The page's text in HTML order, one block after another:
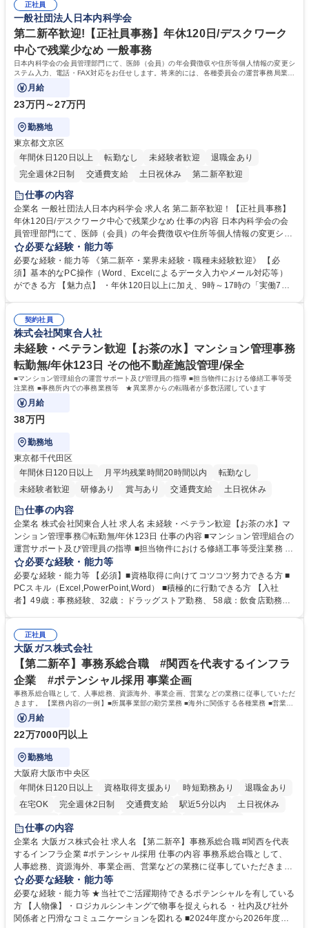
道路施設や道路工事現場の見学ツアー事業 ※入社後は上記いずれかの部門
へ配属。※業務内容変更の範囲：会社の定める業務 募集職種 【都庁グル
ープ】総合職（事務）◇残業月平均9時間未満／有給年平均16日取得
部門など多岐に渡る業務を経験できます。 ■様々なプロジェクト：駐車場
事業の他、新宿駅西口広場内に設置された照明を兼ねた広告「ブライトサ
イン」の管理運営を行うなど、事業収益を生み出す活動を積極的に行って
います。 学歴・資格 学歴：大学院 大学 高専 短大 専修学校 高校 語学力：
資格：
正社員
一般社団法人日本内科学会
第二新卒歓迎!【正社員事務】年休120日/デスクワーク
中心で残業少なめ 一般事務
日本内科学会の会員管理部門にて、医師（会員）の年会費徴収や住所等個人情報の変更シ
ステム入力、電話・FAX対応をお任せします。将来的には、各種委員会の運営事務局業務
などにも幅広く携わっていただきます。
月給
23万円～27万円
勤務地
東京都文京区
年間休日120日以上
転勤なし 未経験者歓迎
退職金あり
完全週休2日制
交通費支給 土日祝休み 第二新卒歓迎
仕事の内容
企業名 一般社団法人日本内科学会 求人名 第二新卒歓迎！【正社員事務】
年休120日/デスクワーク中心で残業少なめ 仕事の内容 日本内科学会の会
員管理部門にて、医師（会員）の年会費徴収や住所等個人情報の変更シス
テム入力、電話・FAX対応をお任せします。将来的には、各種委員会の運
営事務局業務などにも幅広く携わっていただきます。 【会員管理・データ
入力業務】 ・医師（会員）の住所変更、個人情報のシステム登録・更新
・年会費の徴収管理や入金データの照合確認 【問い合わせ対応】 ・会員
年休120日/デスクワーク中心で残業少なめ
必要な経験・能力等
必要な経験・能力等 《第二新卒・業界未経験・職種未経験歓迎》 【必
須】基本的なPC操作（Word、Excelによるデータ入力やメール対応等）
ができる方 【魅力点】 ・年休120日以上に加え、9時～17時の「実働7時
整、資料作成、当日の運営サポート 学歴・資格 学歴：大学院 大学 語学
力： 資格：
契約社員
株式会社関東合人社
未経験・ベテラン歓迎【お茶の水】マンション管理事務
転勤無/年休123日 その他不動産施設管理/保全
■マンション管理組合の運営サポート及び管理員の指導 ■担当物件における修繕工事等受
注業務 ■事務所内での事務業務等 ★異業界からの転職者が多数活躍しています
月給
38万円
勤務地
東京都千代田区
年間休日120日以上
月平均残業時間20時間以内
転勤なし
未経験者歓迎
研修あり 賞与あり 交通費支給 土日祝休み
仕事の内容
企業名 株式会社関東合人社 求人名 未経験・ベテラン歓迎【お茶の水】マ
ンション管理事務◎転勤無/年休123日 仕事の内容 ■マンション管理組合の
運営サポート及び管理員の指導 ■担当物件における修繕工事等受注業務 ■
事務所内での事務業務等 ★異業界からの転職者が多数活躍しています
【年収補足】532万円 ＋別途インセンティヴで平均約100万円/年（昨年度
実績） ＋管理業務主任者資格手当50,000円/月 ★親会社である株式会社合
人社計画研究所社のグループ会社として、質の高いサービスと適性価格を
無/年休123日
必要な経験・能力等
必要な経験・能力等 【必須】■資格取得に向けてコツコツ努力できる方 ■
PCスキル（Excel,PowerPoint,Word） ■積極的に行動できる方 【入社
者】49歳：事務経験、32歳：ドラッグストア勤務、 58歳：飲食店勤務
得出来ております！ 【魅力】■フレックス制度、未経験からでも下限年収
を一律支給！ ■管理業務主任者資格取得後には50,000円/月の手当あり！
学歴・資格 学歴：大学院 大学 高専 短大 専修学校 高校 語学力： 資格：第
一種運転免許普通自動車
正社員
大阪ガス株式会社
【第二新卒】事務系総合職 #関西を代表するインフラ
企業 #ポテンシャル採用 事業企画
事務系総合職として、人事総務、資源海外、事業企画、営業などの業務に従事していただ
きます。 【業務内容の一例】■所属事業部の勤労業務 ■海外に関係する各種業務 ■営業部
門の企画スタッフ、ルート営業
月給
22万7000円以上
勤務地
大阪府大阪市中央区
年間休日120日以上
資格取得支援あり 時短勤務あり
退職金あり
在宅OK
完全週休2日制 交通費支給 駅近5分以内
土日祝休み
服装自由
第二新卒歓迎
仕事の内容
企業名 大阪ガス株式会社 求人名 【第二新卒】事務系総合職 #関西を代表
するインフラ企業 #ポテンシャル採用 仕事の内容 事務系総合職として、
人事総務、資源海外、事業企画、営業などの業務に従事していただきま
す。 【業務内容の一例】■所属事業部の勤労業務 ■海外に関係する各種業
務 ■営業部門の企画スタッフ、ルート営業 【キャリアパス】入社後の配属
ポジションで一定期間ご活躍頂いた後、本人の適性及び将来のキャリアを
鑑みてジョブローテーションを行います。 【育成】OJTでの現場育成や研
必要な経験・能力等
必要な経験・能力等 ★当社でご活躍期待できるポテンシャルを有している
方 【人物像】・ロジカルシンキングで物事を捉えられる ・社内及び社外
関係者と円滑なコミュニケーションを図れる ■2024年度から2026年度ま